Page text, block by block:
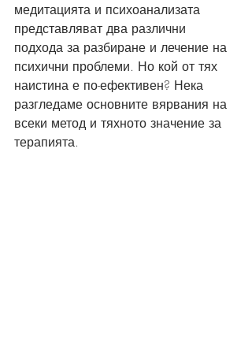
медитацията и психоанализата
представляват два различни
подхода за разбиране и лечение на
психични проблеми. Но кой от тях
наистина е по-ефективен? Нека
разгледаме основните вярвания на
всеки метод и тяхното значение за
терапията.